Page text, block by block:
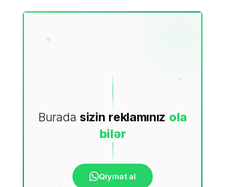
Burada sizin reklamınız ola
bilər
Qiymət al